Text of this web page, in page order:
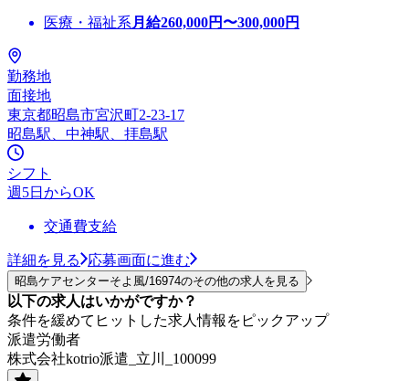
医療・福祉系 月給260,000円〜300,000円
勤務地
面接地
東京都昭島市宮沢町2-23-17
昭島駅、中神駅、拝島駅
シフト
週5日からOK
交通費支給
詳細を見る 応募画面に進む
昭島ケアセンターそよ風/16974のその他の求人を見る
以下の求人はいかがですか？
条件を緩めてヒットした求人情報をピックアップ
派遣労働者
株式会社kotrio派遣_立川_100099